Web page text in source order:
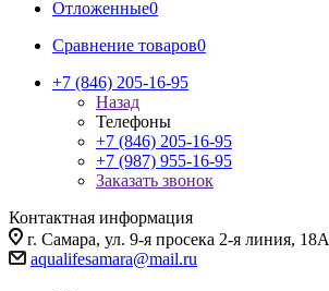
Отложенные0
Сравнение товаров0
+7 (846) 205-16-95
Назад
Телефоны
+7 (846) 205-16-95
+7 (987) 955-16-95
Заказать звонок
Контактная информация
г. Самара, ул. 9-я просека 2-я линия, 18А
aqualifesamara@mail.ru